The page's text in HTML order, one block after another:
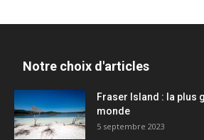
Notre choix d'articles
Fraser Island : la plus
monde
5 septembre 2023